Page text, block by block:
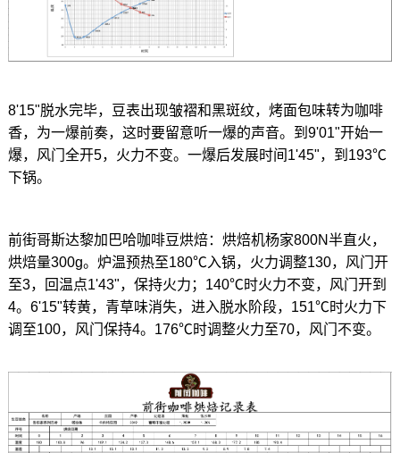
8'15"脱水完毕，豆表出现皱褶和黑斑纹，烤面包味转为咖啡
香，为一爆前奏，这时要留意听一爆的声音。到9'01"开始一
爆，风门全开5，火力不变。一爆后发展时间1'45"，到193℃
下锅。
前街哥斯达黎加巴哈咖啡豆烘焙：烘焙机杨家800N半直火，
烘焙量300g。炉温预热至180℃入锅，火力调整130，风门开
至3，回温点1'43"，保持火力；140℃时火力不变，风门开到
4。6'15"转黄，青草味消失，进入脱水阶段，151℃时火力下
调至100，风门保持4。176℃时调整火力至70，风门不变。